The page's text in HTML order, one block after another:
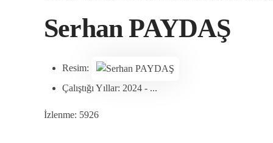
Serhan PAYDAŞ
Resim:
Çalıştığı Yıllar: 2024 - ...
İzlenme: 5926